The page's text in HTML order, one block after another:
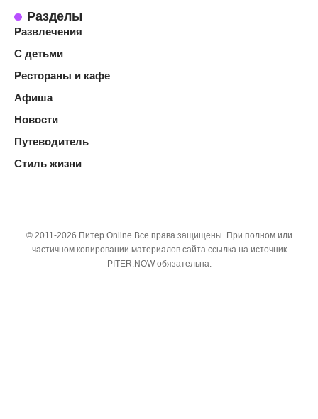
Разделы
Развлечения
С детьми
Рестораны и кафе
Афиша
Новости
Путеводитель
Стиль жизни
© 2011-2026 Питер Online Все права защищены. При полном или
частичном копировании материалов сайта ссылка на источник
PITER.NOW обязательна.